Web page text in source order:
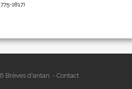
1817)
Brèves d'antan. -Contact